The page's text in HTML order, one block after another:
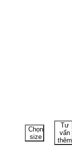
Chọn
size
Tư
vấn
thêm